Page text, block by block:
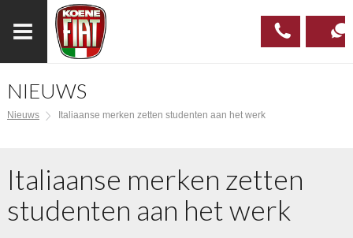
NIEUWS
Nieuws Italiaanse merken zetten studenten aan het werk
Italiaanse merken zetten
studenten aan het werk